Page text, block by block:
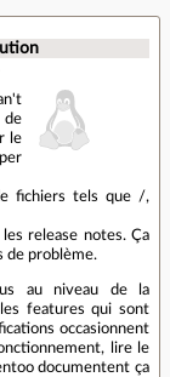
le
fichiers tels que /,
release notes. Ça
de problème.
au niveau de la
features qui sont
occasionnent
lire le
documentent ça